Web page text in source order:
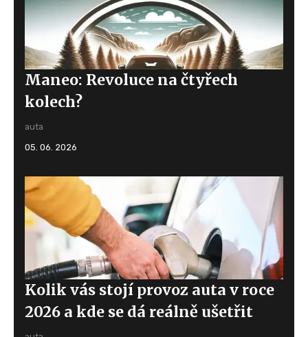
Maneo: Revoluce na čtyřech
kolech?
auta
05. 06. 2026
Kolik vás stojí provoz auta v roce
2026 a kde se dá reálně ušetřit